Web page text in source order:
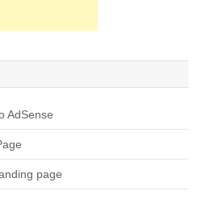
AdSense
page